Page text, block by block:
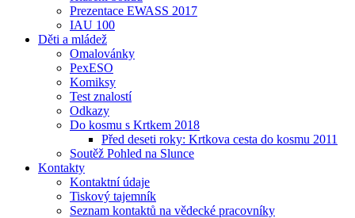
Prezentace EWASS 2017
IAU 100
Děti a mládež
Omalovánky
PexESO
Komiksy
Test znalostí
Odkazy
Do kosmu s Krtkem 2018
Před deseti roky: Krtkova cesta do kosmu 2011
Soutěž Pohled na Slunce
Kontakty
Kontaktní údaje
Tiskový tajemník
Seznam kontaktů na vědecké pracovníky